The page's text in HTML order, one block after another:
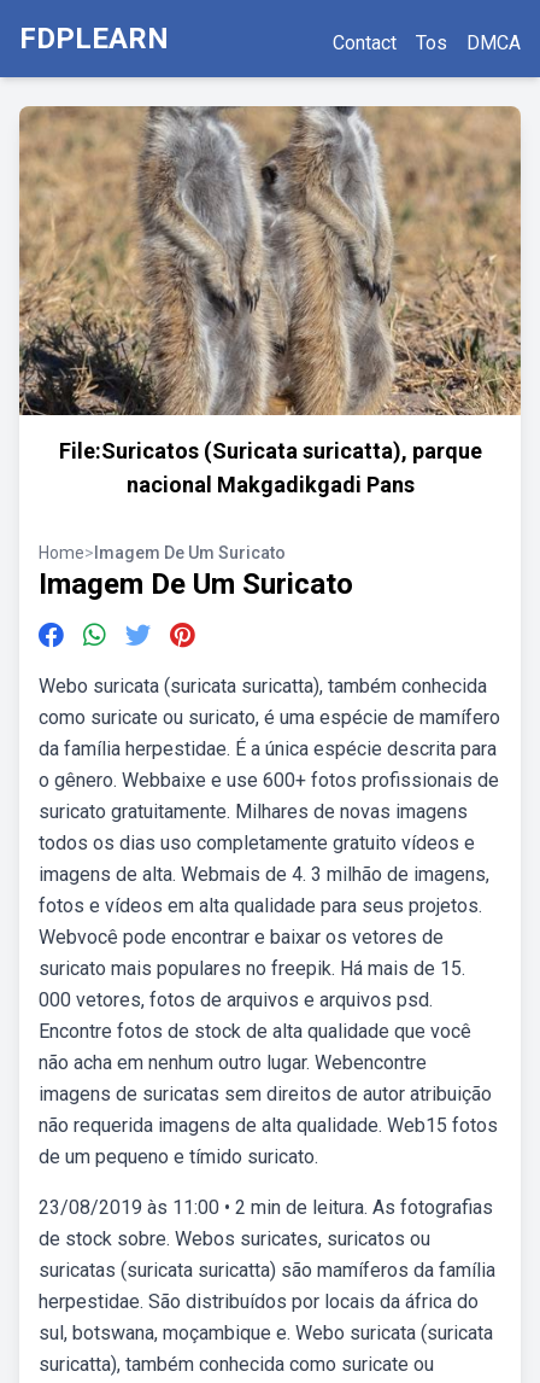
FDPLEARN Contact Tos DMCA
File:Suricatos (Suricata suricatta), parque
nacional Makgadikgadi Pans
Home> Imagem De Um Suricato
Imagem De Um Suricato
Webo suricata (suricata suricatta), também conhecida
como suricate ou suricato, é uma espécie de mamífero
da família herpestidae. É a única espécie descrita para
o gênero. Webbaixe e use 600+ fotos profissionais de
suricato gratuitamente. Milhares de novas imagens
todos os dias uso completamente gratuito vídeos e
imagens de alta. Webmais de 4. 3 milhão de imagens,
fotos e vídeos em alta qualidade para seus projetos.
Webvocê pode encontrar e baixar os vetores de
suricato mais populares no freepik. Há mais de 15.
000 vetores, fotos de arquivos e arquivos psd.
Encontre fotos de stock de alta qualidade que você
não acha em nenhum outro lugar. Webencontre
imagens de suricatas sem direitos de autor atribuição
não requerida imagens de alta qualidade. Web15 fotos
de um pequeno e tímido suricato.
23/08/2019 às 11:00 • 2 min de leitura. As fotografias
de stock sobre. Webos suricates, suricatos ou
suricatas (suricata suricatta) são mamíferos da família
herpestidae. São distribuídos por locais da áfrica do
sul, botswana, moçambique e. Webo suricata (suricata
suricatta), também conhecida como suricate ou